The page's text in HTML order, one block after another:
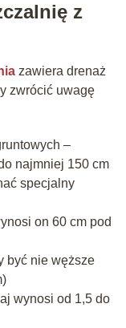
z
zawiera drenaż
zwrócić uwagę
–
najmniej 150 cm
specjalny
on 60 cm pod
być nie węższe
wynosi od 1,5 do